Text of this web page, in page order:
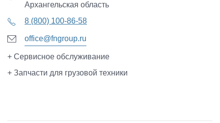
Архангельская область
8 (800) 100-86-58
office@fngroup.ru
+ Сервисное обслуживание
+ Запчасти для грузовой техники